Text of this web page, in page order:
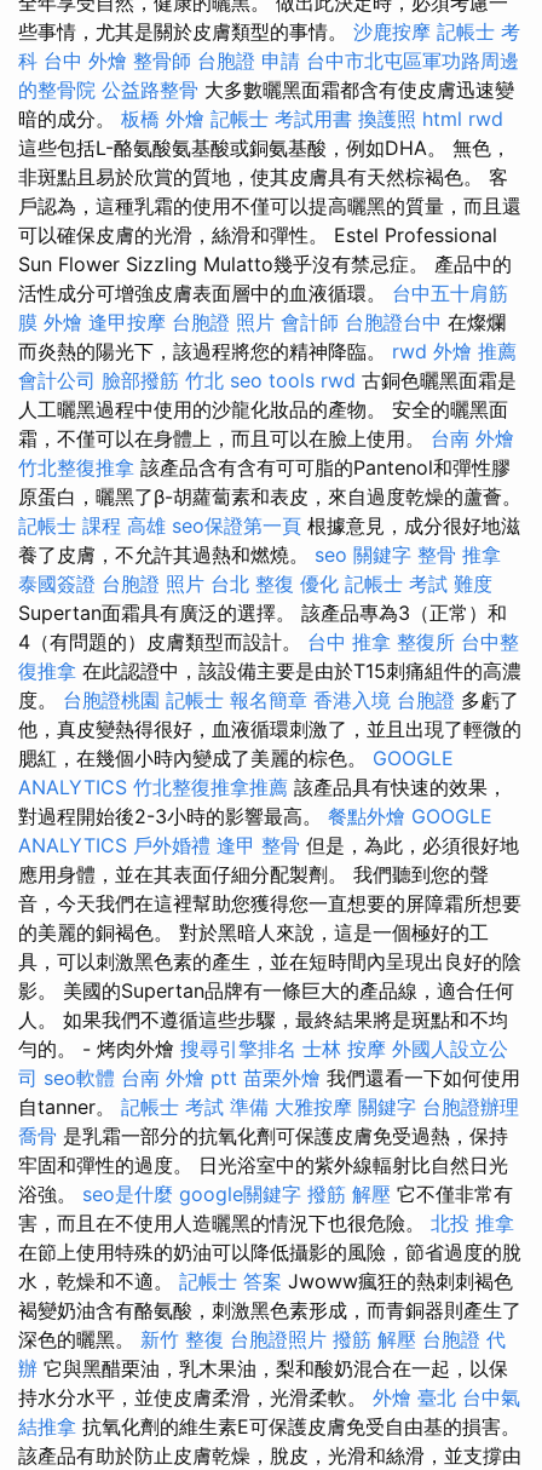
些事情，尤其是關於皮膚類型的事情。 沙鹿按摩 記帳士 考
科 台中 外燴 整骨師 台胞證 申請 台中市北屯區軍功路周邊
的整骨院 公益路整骨 大多數曬黑面霜都含有使皮膚迅速變
暗的成分。 板橋 外燴 記帳士 考試用書 換護照 html rwd
這些包括L-酪氨酸氨基酸或銅氨基酸，例如DHA。 無色，
非斑點且易於欣賞的質地，使其皮膚具有天然棕褐色。 客
戶認為，這種乳霜的使用不僅可以提高曬黑的質量，而且還
可以確保皮膚的光滑，絲滑和彈性。 Estel Professional
Sun Flower Sizzling Mulatto幾乎沒有禁忌症。 產品中的
活性成分可增強皮膚表面層中的血液循環。 台中五十肩筋
膜 外燴 逢甲按摩 台胞證 照片 會計師 台胞證台中 在燦爛
而炎熱的陽光下，該過程將您的精神降臨。 rwd 外燴 推薦
會計公司 臉部撥筋 竹北 seo tools rwd 古銅色曬黑面霜是
人工曬黑過程中使用的沙龍化妝品的產物。 安全的曬黑面
霜，不僅可以在身體上，而且可以在臉上使用。 台南 外燴
竹北整復推拿 該產品含有含有可可脂的Pantenol和彈性膠
原蛋白，曬黑了β-胡蘿蔔素和表皮，來自過度乾燥的蘆薈。
記帳士 課程 高雄 seo保證第一頁 根據意見，成分很好地滋
養了皮膚，不允許其過熱和燃燒。 seo 關鍵字 整骨 推拿
泰國簽證 台胞證 照片 台北 整復 優化 記帳士 考試 難度
Supertan面霜具有廣泛的選擇。 該產品專為3（正常）和
4（有問題的）皮膚類型而設計。 台中 推拿 整復所 台中整
復推拿 在此認證中，該設備主要是由於T15刺痛組件的高濃
度。 台胞證桃園 記帳士 報名簡章 香港入境 台胞證 多虧了
他，真皮變熱得很好，血液循環刺激了，並且出現了輕微的
腮紅，在幾個小時內變成了美麗的棕色。 GOOGLE
ANALYTICS 竹北整復推拿推薦 該產品具有快速的效果，
對過程開始後2-3小時的影響最高。 餐點外燴 GOOGLE
ANALYTICS 戶外婚禮 逢甲 整骨 但是，為此，必須很好地
應用身體，並在其表面仔細分配製劑。 我們聽到您的聲
音，今天我們在這裡幫助您獲得您一直想要的屏障霜所想要
的美麗的銅褐色。 對於黑暗人來說，這是一個極好的工
具，可以刺激黑色素的產生，並在短時間內呈現出良好的陰
影。 美國的Supertan品牌有一條巨大的產品線，適合任何
人。 如果我們不遵循這些步驟，最終結果將是斑點和不均
勻的。 - 烤肉外燴 搜尋引擎排名 士林 按摩 外國人設立公
司 seo軟體 台南 外燴 ptt 苗栗外燴 我們還看一下如何使用
自tanner。 記帳士 考試 準備 大雅按摩 關鍵字 台胞證辦理
喬骨 是乳霜一部分的抗氧化劑可保護皮膚免受過熱，保持
牢固和彈性的過度。 日光浴室中的紫外線輻射比自然日光
浴強。 seo是什麼 google關鍵字 撥筋 解壓 它不僅非常有
害，而且在不使用人造曬黑的情況下也很危險。 北投 推拿
在節上使用特殊的奶油可以降低攝影的風險，節省過度的脫
水，乾燥和不適。 記帳士 答案 Jwoww瘋狂的熱刺刺褐色
褐變奶油含有酪氨酸，刺激黑色素形成，而青銅器則產生了
深色的曬黑。 新竹 整復 台胞證照片 撥筋 解壓 台胞證 代
辦 它與黑醋栗油，乳木果油，梨和酸奶混合在一起，以保
持水分水平，並使皮膚柔滑，光滑柔軟。 外燴 臺北 台中氣
結推拿 抗氧化劑的維生素E可保護皮膚免受自由基的損害。
該產品有助於防止皮膚乾燥，脫皮，光滑和絲滑，並支撐由